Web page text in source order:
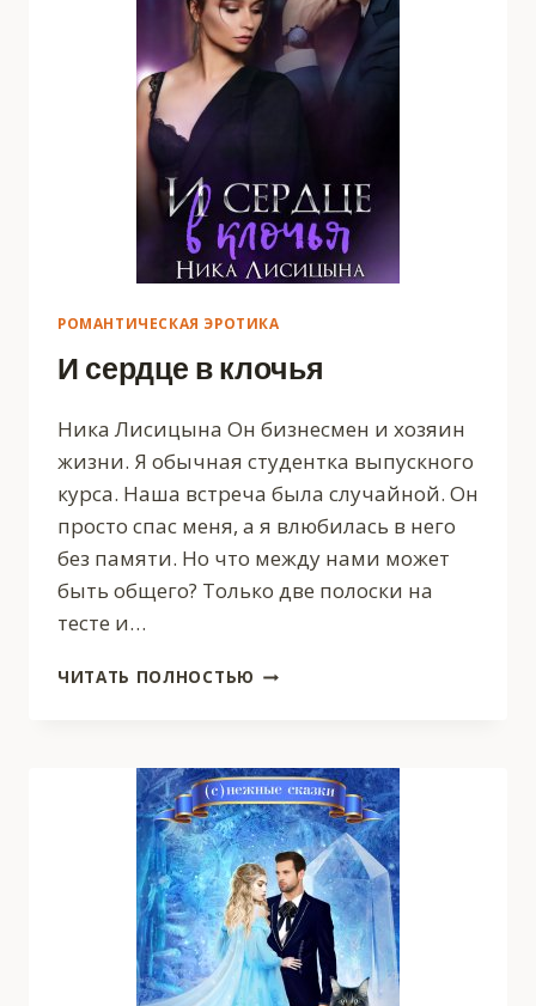
РОМАНТИЧЕСКАЯ ЭРОТИКА
И сердце в клочья
Ника Лисицына Он бизнесмен и хозяин
жизни. Я обычная студентка выпускного
курса. Наша встреча была случайной. Он
просто спас меня, а я влюбилась в него
без памяти. Но что между нами может
быть общего? Только две полоски на
тесте и…
ЧИТАТЬ ПОЛНОСТЬЮ И